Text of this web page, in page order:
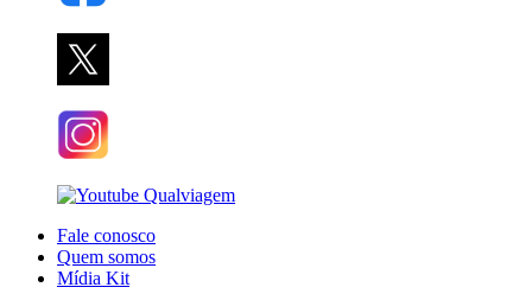
Fale conosco
Quem somos
Mídia Kit